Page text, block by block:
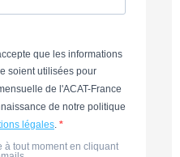
que les informations
soient utilisées pour
de l'ACAT-France
de notre politique
légales.
à tout moment en cliquant